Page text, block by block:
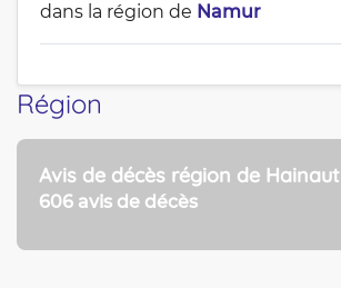
dans la région de Namur
Région
Avis de décès région de Hainaut
606 avis de décès